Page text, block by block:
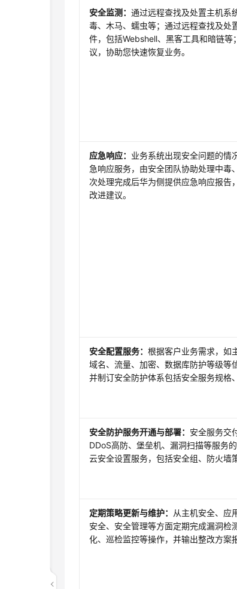
安全监测：通过远程查找及处置主机系
毒、木马、蠕虫等；通过远程查找及处
件，包括Webshell、黑客工具和暗链等
议，协助您快速恢复业务。
应急响应： 业务系统出现安全问题的情
急响应服务，由安全团队协助处理中毒
次处理完成后华为侧提供应急响应报告
改进建议。
安全配置服务：根据客户业务需求，如
域名、流量、加密、数据库防护等级等
并制订安全防护体系包括安全服务规格
安全防护服务开通与部署： 安全服务交
DDoS高防、堡垒机、漏洞扫描等服务
云安全设置服务，包括安全组、防火墙
定期策略更新与维护：
从主机安全、应
安全、安全管理等方面定期完成漏洞检
化、巡检监控等操作，并输出整改方案